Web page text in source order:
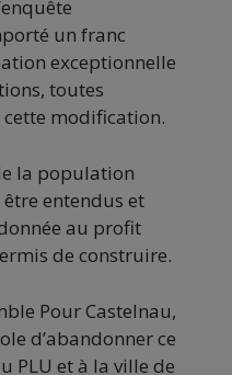
un franc
exceptionnelle
toutes
modification.
la population
entendus et
au profit
de construire.
Pour Castelnau,
d’abandonner ce
PLU et à la ville de